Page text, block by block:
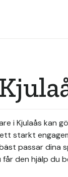
i Kjulaås kan
starkt
passar dina
den hjälp du